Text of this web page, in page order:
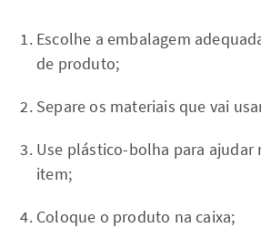
Escolhe a embalagem
de produto;
Separe os materiais que vai
Use plástico-bolha para ajudar
item;
Coloque o produto na caixa;